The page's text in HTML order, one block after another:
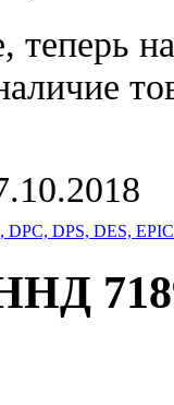
DPS, DES, EPIC